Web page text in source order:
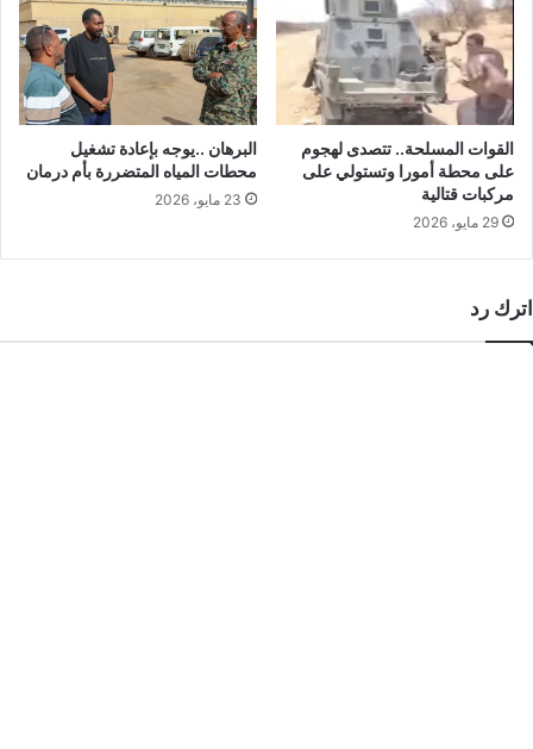
القوات المسلحة.. تتصدى لهجوم
على محطة أمورا وتستولي على
مركبات قتالية
29 مايو، 2026
البرهان ..يوجه بإعادة تشغيل
محطات المياه المتضررة بأم درمان
23 مايو، 2026
اترك رد